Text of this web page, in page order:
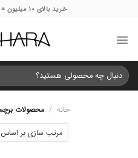
خرید بالای 10 میلیون = گیفت و ارسال رایگان
جستجو
برای:
خانه / محصولات